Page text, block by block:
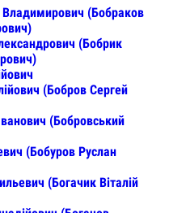
(Бобраков
(Бобрик
(Бобров Сергей
(Бобровський
(Бобуров Руслан
(Богачик Віталій